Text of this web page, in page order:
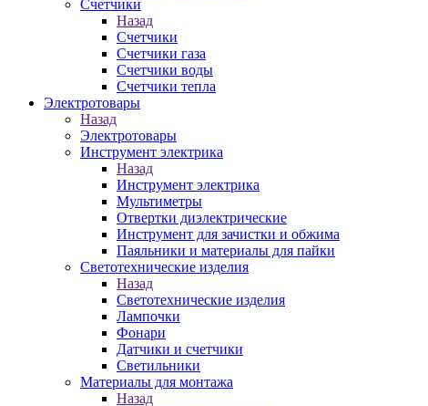
Счетчики
Назад
Счетчики
Счетчики газа
Счетчики воды
Счетчики тепла
Электротовары
Назад
Электротовары
Инструмент электрика
Назад
Инструмент электрика
Мультиметры
Отвертки диэлектрические
Инструмент для зачистки и обжима
Паяльники и материалы для пайки
Светотехнические изделия
Назад
Светотехнические изделия
Лампочки
Фонари
Датчики и счетчики
Светильники
Материалы для монтажа
Назад